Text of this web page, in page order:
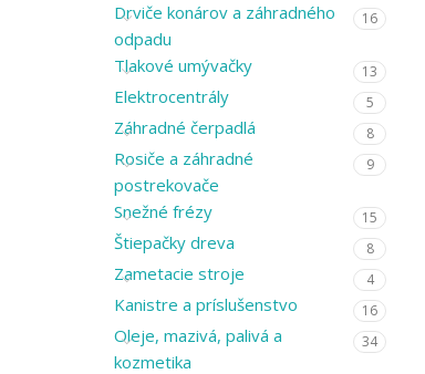
Drviče konárov a záhradného
odpadu
16
Tlakové umývačky 13
Elektrocentrály 5
Záhradné čerpadlá 8
Rosiče a záhradné
postrekovače
9
Snežné frézy 15
Štiepačky dreva 8
Zametacie stroje 4
Kanistre a príslušenstvo 16
Oleje, mazivá, palivá a
kozmetika
34